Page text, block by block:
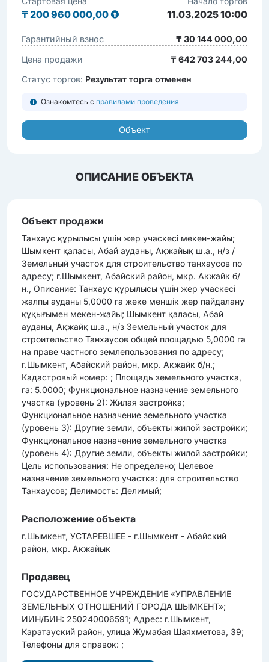
₸ 200 960 000,00 11.03.2025 10:00
Гарантийный взнос
₸ 30 144 000,00
Цена продажи
₸ 642 703 244,00
Статус торгов: Результат торга отменен
Ознакомтесь с правилами проведения
Объект
ОПИСАНИЕ ОБЪЕКТА
Объект продажи
Танхаус құрылысы үшін жер учаскесі мекен-жайы;
Шымкент қаласы, Абай ауданы, Ақжайық ш.а., н/з /
Земельный участок для строительство танхаусов по
адресу; г.Шымкент, Абайский район, мкр. Акжайк б/
н., Описание: Танхаус құрылысы үшін жер учаскесі
жалпы ауданы 5,0000 га жеке меншік жер пайдалану
құқығымен мекен-жайы; Шымкент қаласы, Абай
ауданы, Ақжайқ ш.а., н/з Земельный участок для
строительство Танхаусов общей площадью 5,0000 га
на праве частного землепользования по адресу;
г.Шымкент, Абайский район, мкр. Акжайк б/н.;
Кадастровый номер: ; Площадь земельного участка,
га: 5.0000; Функциональное назначение земельного
участка (уровень 2): Жилая застройка;
Функциональное назначение земельного участка
(уровень 3): Другие земли, объекты жилой застройки;
Функциональное назначение земельного участка
(уровень 4): Другие земли, объекты жилой застройки;
Цель использования: Не определено; Целевое
назначение земельного участка: для строительство
Танхаусов; Делимость: Делимый;
Расположение объекта
г.Шымкент, УСТАРЕВШЕЕ - г.Шымкент - Абайский
район, мкр. Акжайык
Продавец
ГОСУДАРСТВЕННОЕ УЧРЕЖДЕНИЕ «УПРАВЛЕНИЕ
ЗЕМЕЛЬНЫХ ОТНОШЕНИЙ ГОРОДА ШЫМКЕНТ»;
ИИН/БИН: 250240006591; Адрес: г.Шымкент,
Каратауский район, улица Жумабая Шаяхметова, 39;
Телефоны для справок: ;